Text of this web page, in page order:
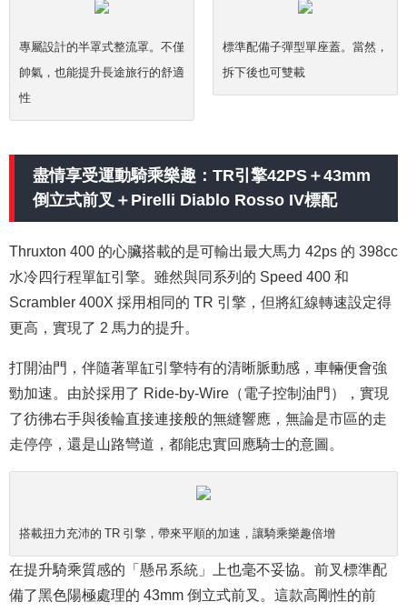
專屬設計的半罩式整流罩。不僅
帥氣，也能提升長途旅行的舒適
性
標準配備子彈型單座蓋。當然，
拆下後也可雙載
盡情享受運動騎乘樂趣：TR引擎42PS＋43mm
倒立式前叉＋Pirelli Diablo Rosso IV標配
Thruxton 400 的心臟搭載的是可輸出最大馬力 42ps 的 398cc
水冷四行程單缸引擎。雖然與同系列的 Speed 400 和
Scrambler 400X 採用相同的 TR 引擎，但將紅線轉速設定得
更高，實現了 2 馬力的提升。
打開油門，伴隨著單缸引擎特有的清晰脈動感，車輛便會強
勁加速。由於採用了 Ride-by-Wire（電子控制油門），實現
了彷彿右手與後輪直接連接般的無縫響應，無論是市區的走
走停停，還是山路彎道，都能忠實回應騎士的意圖。
搭載扭力充沛的 TR 引擎，帶來平順的加速，讓騎乘樂趣倍增
在提升騎乘質感的「懸吊系統」上也毫不妥協。前叉標準配
備了黑色陽極處理的 43mm 倒立式前叉。這款高剛性的前